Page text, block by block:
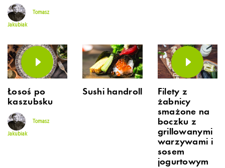
Tomasz
Jakubiak
Łosoś po
kaszubsku
Tomasz
Jakubiak
Sushi handroll
Filety z
żabnicy
smażone na
boczku z
grillowanymi
warzywami i
sosem
jogurtowym